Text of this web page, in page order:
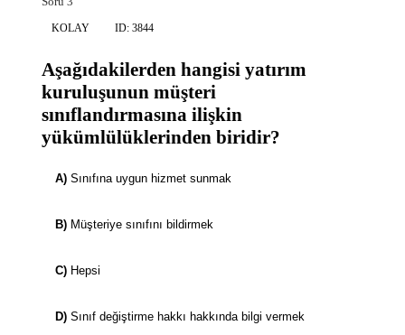
KOLAY ID: 3844
Aşağıdakilerden hangisi yatırım
kuruluşunun müşteri
sınıflandırmasına ilişkin
yükümlülüklerinden biridir?
A) Sınıfına uygun hizmet sunmak
B) Müşteriye sınıfını bildirmek
C) Hepsi
D) Sınıf değiştirme hakkı hakkında bilgi vermek